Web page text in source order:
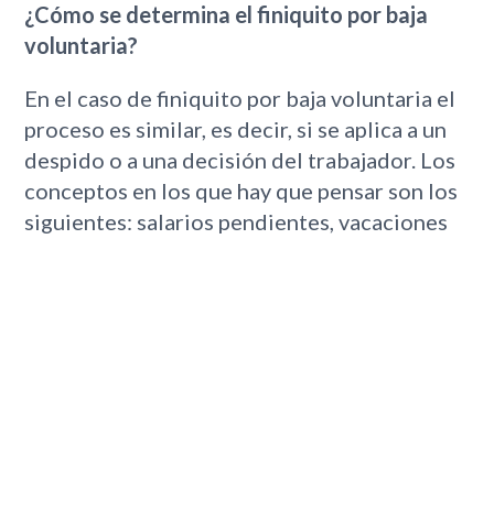
¿Cómo se determina el finiquito por baja
voluntaria?
En el caso de finiquito por baja voluntaria el
proceso es similar, es decir, si se aplica a un
despido o a una decisión del trabajador. Los
conceptos en los que hay que pensar son los
siguientes: salarios pendientes, vacaciones